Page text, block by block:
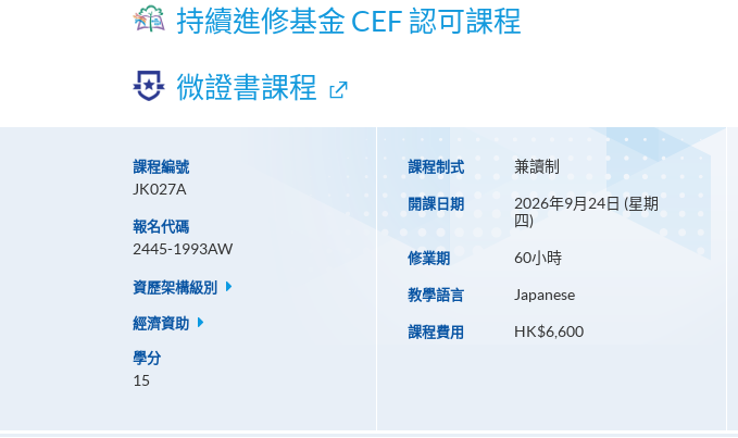
持續進修基金 CEF 認可課程
微證書課程
課程編號
JK027A
報名代碼
2445-1993AW
資歷架構級別
經濟資助
學分
15
課程制式 兼讀制
開課日期
2026年9月24日 (星期
四)
修業期 60小時
教學語言 Japanese
課程費用 HK$6,600